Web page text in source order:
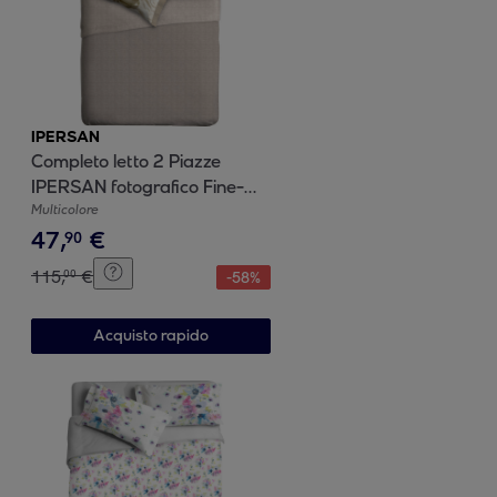
IPERSAN
Completo letto 2 Piazze
IPERSAN fotografico Fine-
Art Bunnies
Multicolore
47,90 €
115,00 € -58%
Acquisto rapido